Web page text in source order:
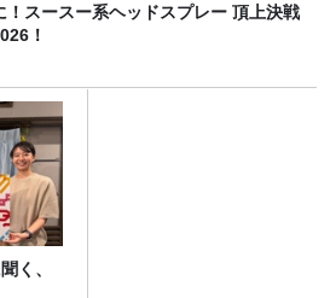
！スースー系ヘッドスプレー 頂上決戦
！
く、